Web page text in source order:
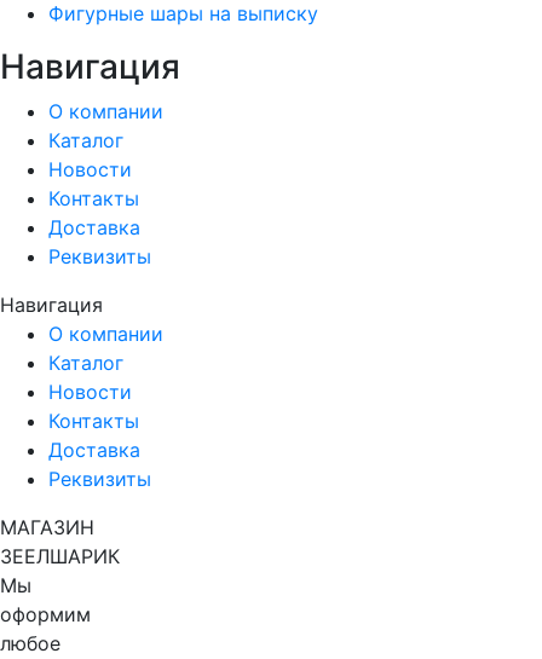
Фигурные шары на выписку
Навигация
О компании
Каталог
Новости
Контакты
Доставка
Реквизиты
Навигация
О компании
Каталог
Новости
Контакты
Доставка
Реквизиты
МАГАЗИН
ЗЕЕЛШАРИК
Мы
оформим
любое